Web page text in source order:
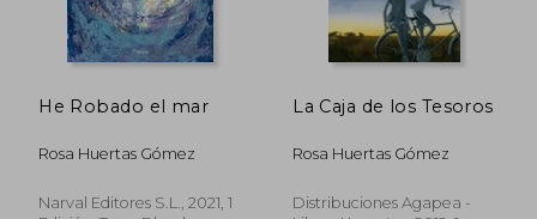
He Robado el mar
Rosa Huertas Gómez
Narval Editores S.L., 2021, 1
La Caja de los Tesoros
Rosa Huertas Gómez
Distribuciones Agapea -